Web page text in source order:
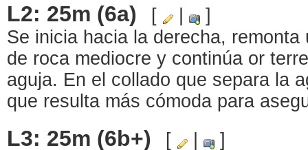
L2: 25m (6a) [
]
Se inicia hacia la derecha,
de roca mediocre y continúa or
aguja. En el collado que separa la
que resulta más cómoda para
L3: 25m (6b+) [
]